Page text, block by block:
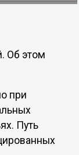
Об этом
при
Путь